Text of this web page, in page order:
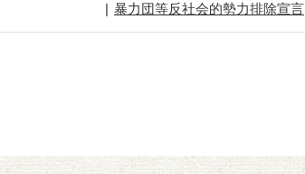
暴力団等反社会的勢力排除宣言